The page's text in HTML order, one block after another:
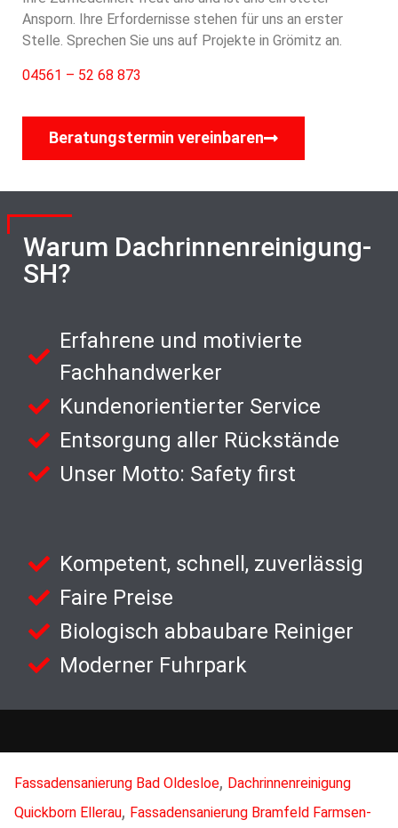
Ansporn. Ihre Erfordernisse stehen für uns an erster
Stelle. Sprechen Sie uns auf Projekte in Grömitz an.
04561 – 52 68 873
Beratungstermin vereinbaren
Warum Dachrinnenreinigung-
SH?
Erfahrene und motivierte
Fachhandwerker
Kundenorientierter Service
Entsorgung aller Rückstände
Unser Motto: Safety first
Kompetent, schnell, zuverlässig
Faire Preise
Biologisch abbaubare Reiniger
Moderner Fuhrpark
Fassadensanierung Bad Oldesloe, Dachrinnenreinigung
Quickborn Ellerau, Fassadensanierung Bramfeld Farmsen-